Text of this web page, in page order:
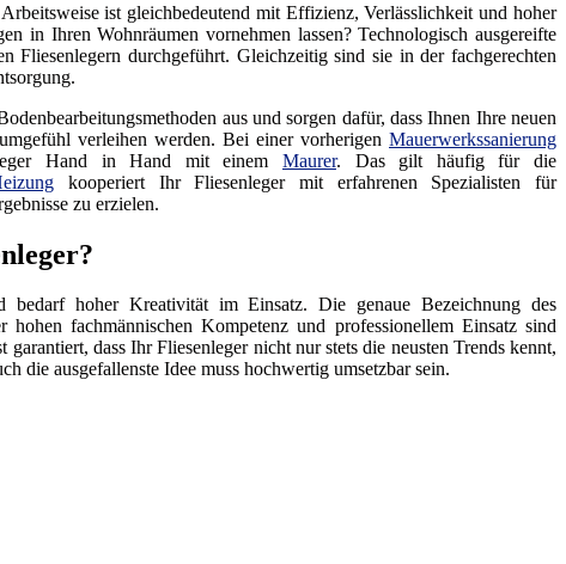
ist gleichbedeutend mit Effizienz, Verlässlichkeit und hoher
in Ihren Wohnräumen vornehmen lassen? Technologisch ausgereifte
Fliesenlegern durchgeführt. Gleichzeitig sind sie in der fachgerechten
aus und sorgen dafür, dass Ihnen Ihre neuen
verleihen werden. Bei einer vorherigen Mauerwerkssanierung
Hand in Hand mit einem Maurer. Das gilt häufig für die
kooperiert Ihr Fliesenleger mit erfahrenen Spezialisten für
zu erzielen.
hoher Kreativität im Einsatz. Die genaue Bezeichnung des
fachmännischen Kompetenz und professionellem Einsatz sind
dass Ihr Fliesenleger nicht nur stets die neusten Trends kennt,
die ausgefallenste Idee muss hochwertig umsetzbar sein.